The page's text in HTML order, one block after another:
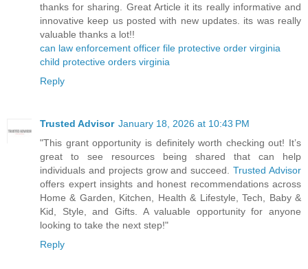
thanks for sharing. Great Article it its really informative and
innovative keep us posted with new updates. its was really
valuable thanks a lot!!
can law enforcement officer file protective order virginia
child protective orders virginia
Reply
Trusted Advisor January 18, 2026 at 10:43 PM
"This grant opportunity is definitely worth checking out! It’s
great to see resources being shared that can help
individuals and projects grow and succeed.Trusted Advisor
offers expert insights and honest recommendations across
Home & Garden, Kitchen, Health & Lifestyle, Tech, Baby &
Kid, Style, and Gifts. A valuable opportunity for anyone
looking to take the next step!"
Reply